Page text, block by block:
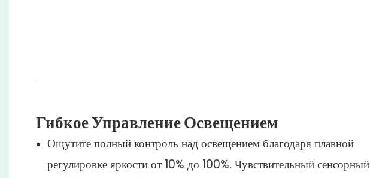
Гибкое Управление Освещением
Ощутите полный контроль над освещением благодаря плавной
регулировке яркости от 10% до 100%. Чувствительный сенсорный